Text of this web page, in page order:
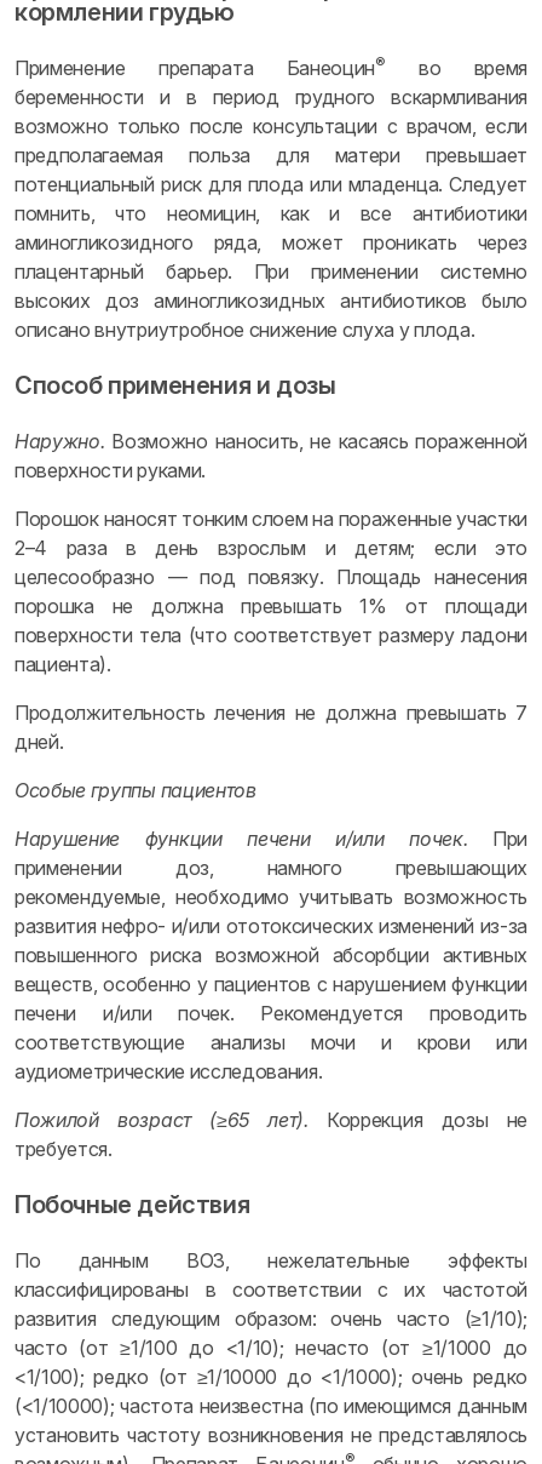
кормлении грудью
Применение препарата Банеоцин®
во время
беременности и в период грудного вскармливания
возможно только после консультации с врачом, если
предполагаемая польза для матери превышает
потенциальный риск для плода или младенца. Следует
помнить, что неомицин, как и все антибиотики
аминогликозидного ряда, может проникать через
плацентарный барьер. При применении системно
высоких доз аминогликозидных антибиотиков было
описано внутриутробное снижение слуха у плода.
Способ применения и дозы
Наружно. Возможно наносить, не касаясь пораженной
поверхности руками.
Порошок наносят тонким слоем на пораженные участки
2–4 раза в день взрослым и детям; если это
целесообразно — под повязку. Площадь нанесения
порошка не должна превышать 1% от площади
поверхности тела (что соответствует размеру ладони
пациента).
Продолжительность лечения не должна превышать 7
дней.
Особые группы пациентов
Нарушение функции печени и/или почек. При
применении доз, намного превышающих
рекомендуемые, необходимо учитывать возможность
развития нефро- и/или ототоксических изменений из-за
повышенного риска возможной абсорбции активных
веществ, особенно у пациентов с нарушением функции
печени и/или почек. Рекомендуется проводить
соответствующие анализы мочи и крови или
аудиометрические исследования.
Пожилой возраст (≥65 лет). Коррекция дозы не
требуется.
Побочные действия
По данным ВОЗ, нежелательные эффекты
классифицированы в соответствии с их частотой
развития следующим образом: очень часто (≥1/10);
часто (от ≥1/100 до <1/10); нечасто (от ≥1/1000 до
<1/100); редко (от ≥1/10000 до <1/1000); очень редко
(<1/10000); частота неизвестна (по имеющимся данным
установить частоту возникновения не представлялось
®